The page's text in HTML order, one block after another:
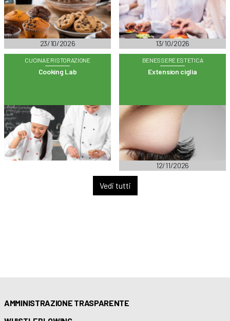
23/10/2026 13/10/2026
CUCINA E RISTORAZIONE
Cooking Lab
BENESSERE ESTETICA
Extension ciglia
12/11/2026
Vedi tutti
AMMINISTRAZIONE TRASPARENTE